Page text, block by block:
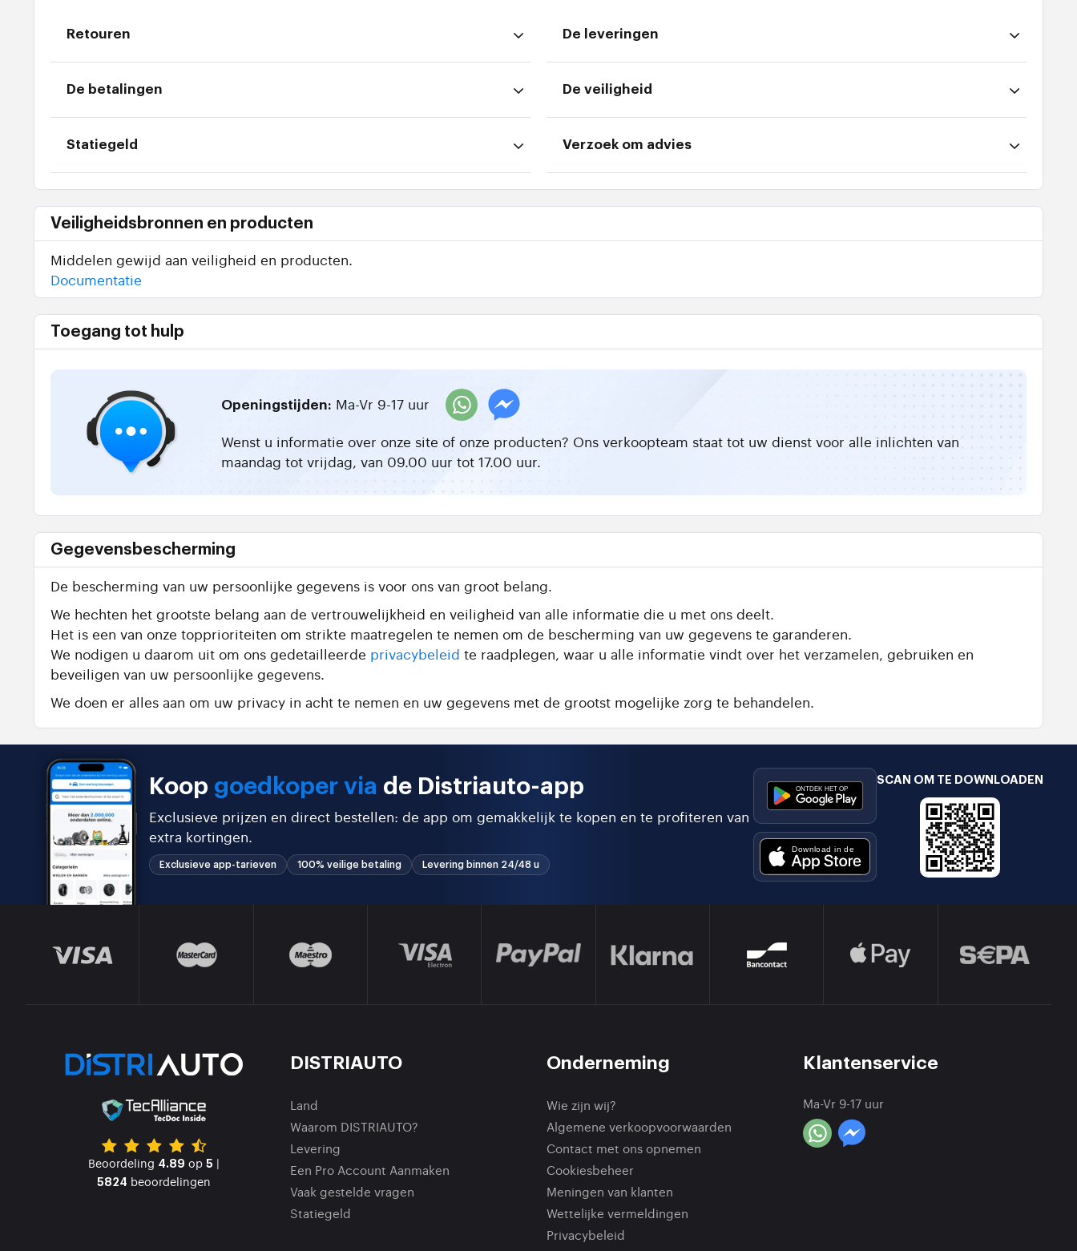
Retouren
De betalingen
Statiegeld
De leveringen
De veiligheid
Verzoek om advies
Veiligheidsbronnen en producten
Middelen gewijd aan veiligheid en producten.
Documentatie
Toegang tot hulp
Openingstijden: Ma-Vr 9-17 uur
Wenst u informatie over onze site of onze producten? Ons verkoopteam staat tot uw dienst voor alle inlichten van
maandag tot vrijdag, van 09.00 uur tot 17.00 uur.
Gegevensbescherming
De bescherming van uw persoonlijke gegevens is voor ons van groot belang.
We hechten het grootste belang aan de vertrouwelijkheid en veiligheid van alle informatie die u met ons deelt.
Het is een van onze topprioriteiten om strikte maatregelen te nemen om de bescherming van uw gegevens te garanderen.
We nodigen u daarom uit om ons gedetailleerde privacybeleid te raadplegen, waar u alle informatie vindt over het verzamelen, gebruiken en
beveiligen van uw persoonlijke gegevens.
We doen er alles aan om uw privacy in acht te nemen en uw gegevens met de grootst mogelijke zorg te behandelen.
Koop goedkoper via de Distriauto-app
Exclusieve prijzen en direct bestellen: de app om gemakkelijk te kopen en te profiteren van
extra kortingen.
Exclusieve app-tarieven 100% veilige betaling Levering binnen 24/48 u
SCAN OM TE DOWNLOADEN
Beoordeling 4.89 op 5 |
5824 beoordelingen
DISTRIAUTO
Land
Waarom DISTRIAUTO?
Levering
Een Pro Account Aanmaken
Vaak gestelde vragen
Statiegeld
Onderneming
Wie zijn wij?
Algemene verkoopvoorwaarden
Contact met ons opnemen
Cookiesbeheer
Meningen van klanten
Wettelijke vermeldingen
Privacybeleid
Klantenservice
Ma-Vr 9-17 uur